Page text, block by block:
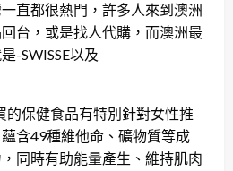
直都很熱門，許多人來到澳洲
台，或是找人代購，而澳洲最
-SWISSE以及
的保健食品有特別針對女性推
含49種維他命、礦物質等成
同時有助能量產生、維持肌肉